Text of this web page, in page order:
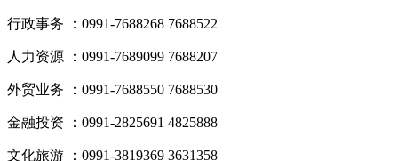
行政事务 ：0991-7688268 7688522
人力资源 ：0991-7689099 7688207
外贸业务 ：0991-7688550 7688530
金融投资 ：0991-2825691 4825888
文化旅游 ：0991-3819369 3631358